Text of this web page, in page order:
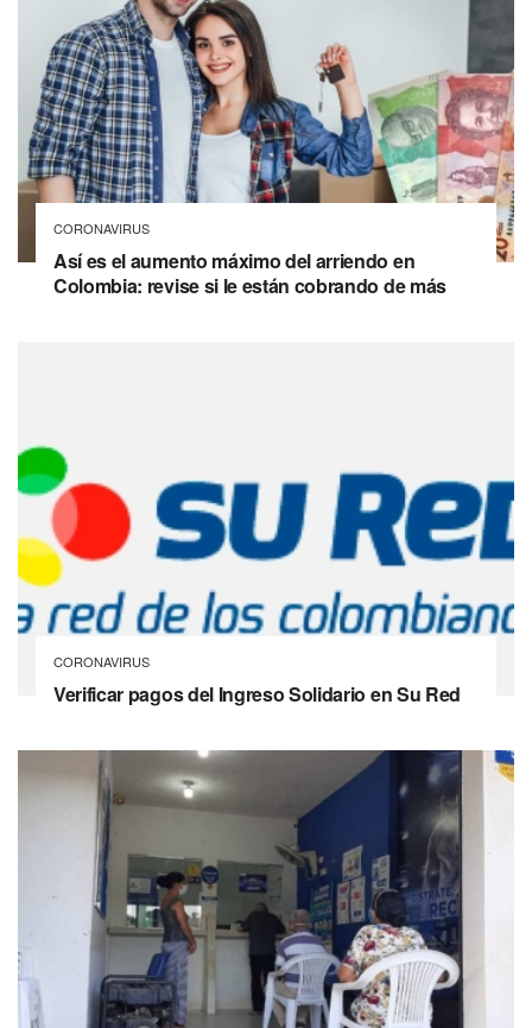
CORONAVIRUS
Así es el aumento máximo del arriendo en
Colombia: revise si le están cobrando de más
CORONAVIRUS
Verificar pagos del Ingreso Solidario en Su Red